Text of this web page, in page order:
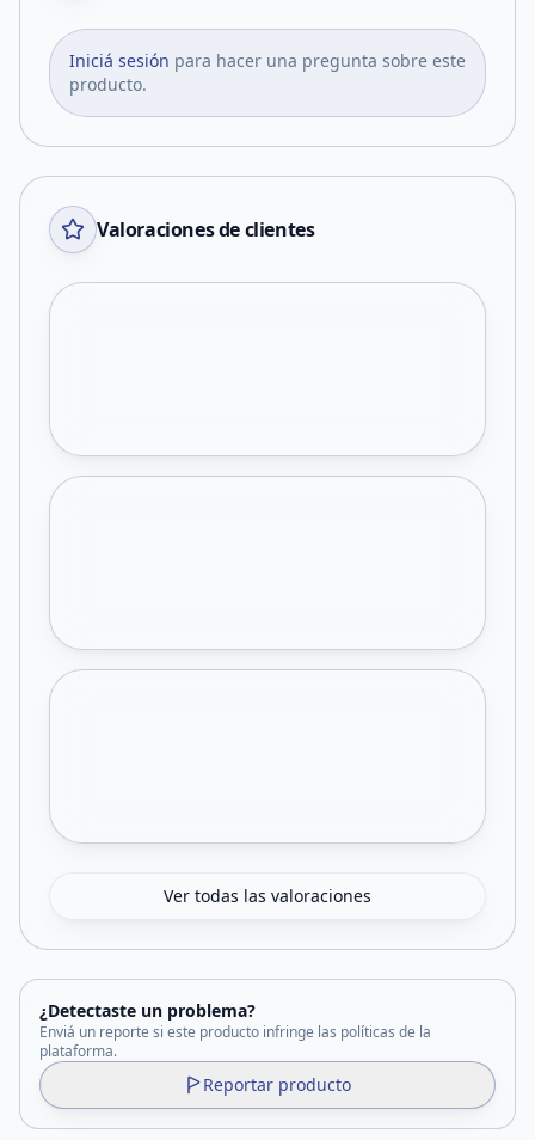
Iniciá sesión para hacer una pregunta sobre este
producto.
Valoraciones de clientes
Ver todas las valoraciones
¿Detectaste un problema?
Enviá un reporte si este producto infringe las políticas de la
plataforma.
Reportar producto